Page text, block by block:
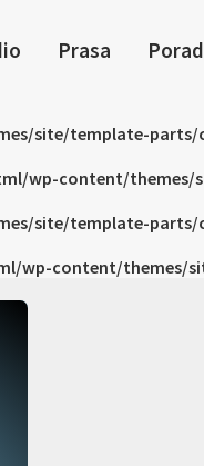
Prasa
site/template-parts/
wp-content/
site/template-parts/
wp-content/themes/